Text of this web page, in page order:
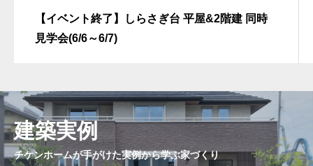
みなさまから多く寄せられるご質問をまとめました。
プライバシーポリシー
【イベント終了】しらさぎ台 平屋&2階建 同時
見学会(6/6～6/7)
建築実例
チケンホームが手がけた実例から学ぶ家づくり